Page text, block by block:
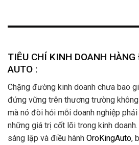
TIÊU CHÍ KINH DOANH
AUTO :
Chặng đường kinh doanh chưa bao
đứng vững trên thương trường
mà nó đòi hỏi mỗi doanh nghiệp
những giá trị cốt lõi trong kinh
sáng lập và điều hành OroKingAuto,